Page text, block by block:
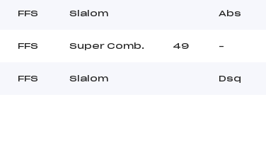
FFS Slalom Abs
FFS Super Comb. 49 –
FFS Slalom Dsq